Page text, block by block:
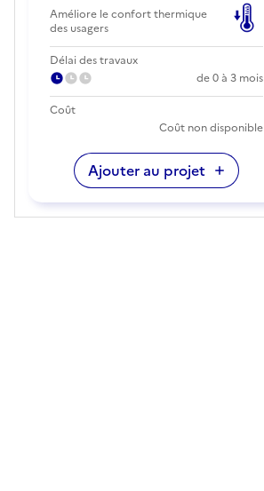
Améliore le confort thermique
des usagers
Délai des travaux
de 0 à 3 mois
Coût
Coût non disponible
Ajouter au projet